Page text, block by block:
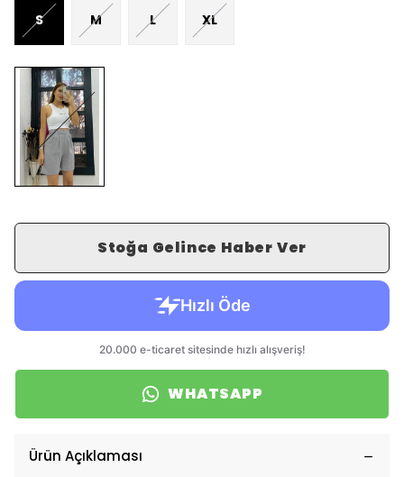
S M L XL
Stoğa Gelince Haber Ver
WHATSAPP
Ürün Açıklaması